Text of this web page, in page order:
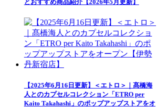
とおすすめ商品紹介【2026年5月更新】
【2025年6月16日更新】＜エトロ＞｜髙橋海
人とのカプセルコレクション「ETRO per
Kaito Takahashi」のポップアップストアをオ